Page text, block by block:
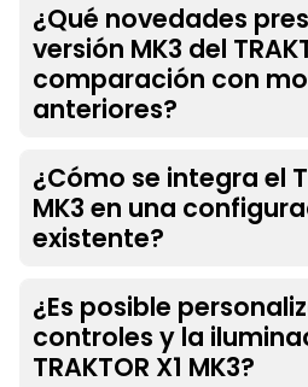
¿Qué novedades
versión MK3 del
comparación con
anteriores?
¿Cómo se integra el
MK3 en una
existente?
¿Es posible
controles y la
TRAKTOR X1 MK3?